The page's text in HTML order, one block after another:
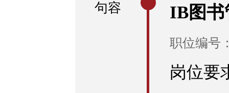
句容 IB图书
职位编号
岗位要